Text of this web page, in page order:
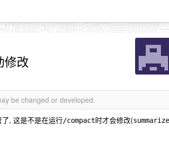
修改
be changed or developed.
, 这是不是在运行/compact时才会修改(summarize